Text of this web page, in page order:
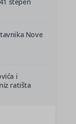
Nove
i
ratišta